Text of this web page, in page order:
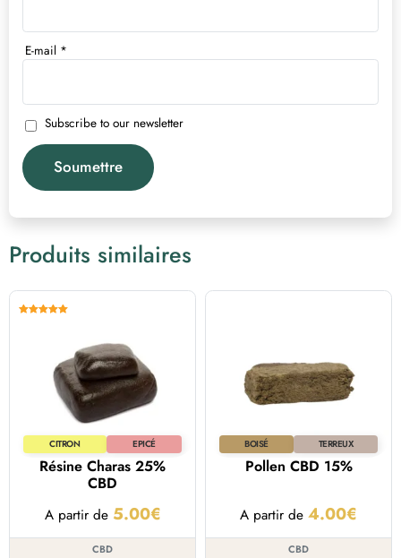
E-mail *
Subscribe to our newsletter
Produits similaires
CITRON EPICÉ
Résine Charas 25%
CBD
A partir de 5.00€
CBD
BOISÉ TERREUX
Pollen CBD 15%
A partir de 4.00€
CBD